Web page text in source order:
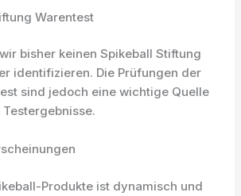
Warentest
bisher keinen Spikeball Stiftung
identifizieren. Die Prüfungen der
sind jedoch eine wichtige Quelle
Produkte ist dynamisch und